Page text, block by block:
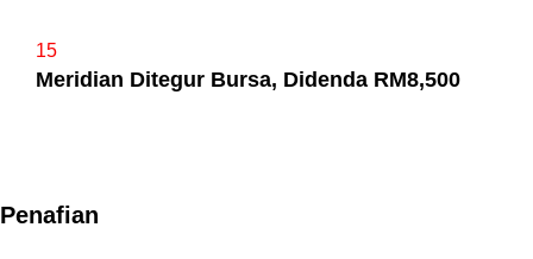
15
Meridian Ditegur Bursa, Didenda RM8,500
Penafian